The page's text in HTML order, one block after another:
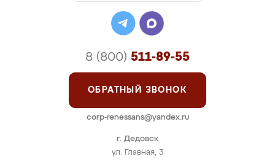
г. Дедовск
ул. Главная, 3
8 (800) 511-89-55
ОБРАТНЫЙ ЗВОНОК
corp-renessans@yandex.ru